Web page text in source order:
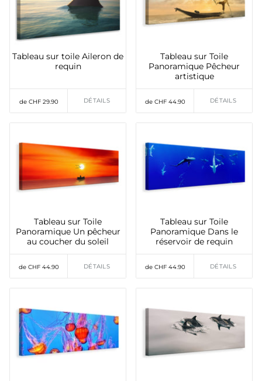
Tableau sur toile Aileron de
requin
de CHF 29.90 DÉTAILS
Tableau sur Toile
Panoramique Pêcheur
artistique
de CHF 44.90 DÉTAILS
Tableau sur Toile
Panoramique Un pêcheur
au coucher du soleil
de CHF 44.90 DÉTAILS
Tableau sur Toile
Panoramique Dans le
réservoir de requin
de CHF 44.90 DÉTAILS